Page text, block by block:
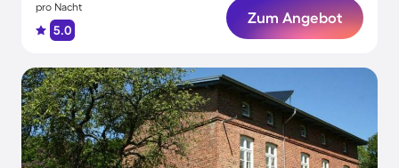
pro Nacht
5.0
Zum Angebot